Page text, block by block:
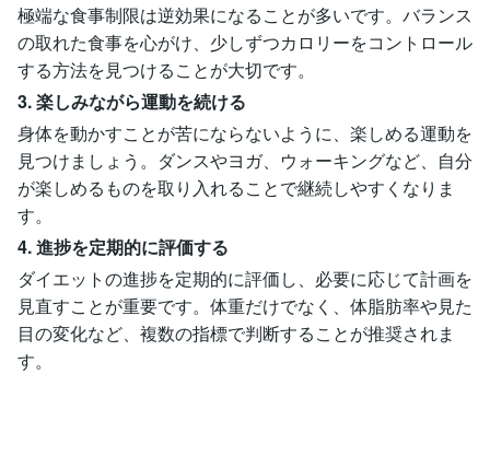
極端な食事制限は逆効果になることが多いです。バランス
の取れた食事を心がけ、少しずつカロリーをコントロール
する方法を見つけることが大切です。
3. 楽しみながら運動を続ける
身体を動かすことが苦にならないように、楽しめる運動を
見つけましょう。ダンスやヨガ、ウォーキングなど、自分
が楽しめるものを取り入れることで継続しやすくなりま
す。
4. 進捗を定期的に評価する
ダイエットの進捗を定期的に評価し、必要に応じて計画を
見直すことが重要です。体重だけでなく、体脂肪率や見た
目の変化など、複数の指標で判断することが推奨されま
す。